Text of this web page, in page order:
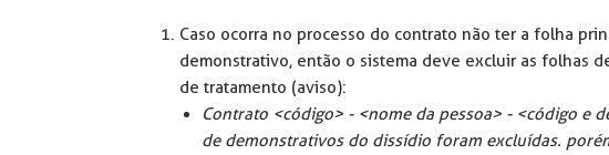
Caso ocorra no processo do contrato não ter a folha
demonstrativo, então o sistema deve excluir as folhas
de tratamento (aviso):
Contrato <código> - <nome da pessoa> - <código e
de demonstrativos do dissídio foram excluídas.